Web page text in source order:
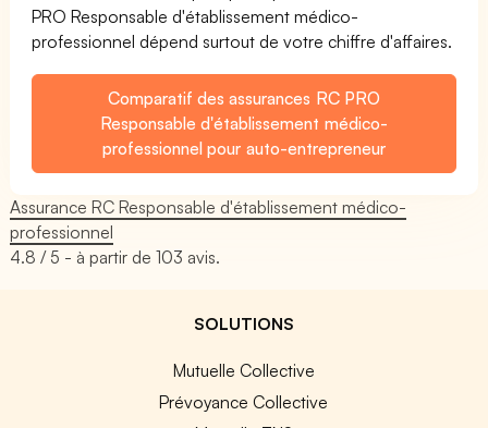
PRO Responsable d'établissement médico-
professionnel dépend surtout de votre chiffre d'affaires.
Comparatif des assurances RC PRO
Responsable d'établissement médico-
professionnel pour auto-entrepreneur
Assurance RC Responsable d'établissement médico-
professionnel
4.8 / 5 - à partir de103 avis.
SOLUTIONS
Mutuelle Collective
Prévoyance Collective